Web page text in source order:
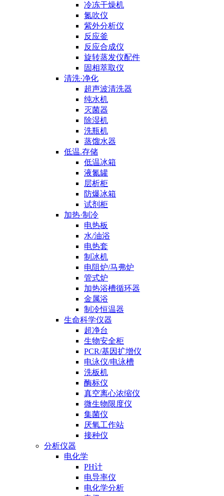
冷冻干燥机
氮吹仪
紫外分析仪
反应釜
反应合成仪
旋转蒸发仪配件
固相萃取仪
清洗·净化
超声波清洗器
纯水机
灭菌器
除湿机
洗瓶机
蒸馏水器
低温.存储
低温冰箱
液氮罐
层析柜
防爆冰箱
试剂柜
加热·制冷
电热板
水/油浴
电热套
制冰机
电阻炉/马弗炉
管式炉
加热浴槽循环器
金属浴
制冷恒温器
生命科学仪器
超净台
生物安全柜
PCR/基因扩增仪
电泳仪/电泳槽
洗板机
酶标仪
真空离心浓缩仪
微生物限度仪
集菌仪
厌氧工作站
接种仪
分析仪器
电化学
PH计
电导率仪
电化学分析